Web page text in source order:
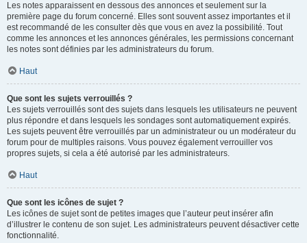
Les notes apparaissent en dessous des annonces et seulement sur la
première page du forum concerné. Elles sont souvent assez importantes et il
est recommandé de les consulter dès que vous en avez la possibilité. Tout
comme les annonces et les annonces générales, les permissions concernant
les notes sont définies par les administrateurs du forum.
Haut
Que sont les sujets verrouillés ?
Les sujets verrouillés sont des sujets dans lesquels les utilisateurs ne peuvent
plus répondre et dans lesquels les sondages sont automatiquement expirés.
Les sujets peuvent être verrouillés par un administrateur ou un modérateur du
forum pour de multiples raisons. Vous pouvez également verrouiller vos
propres sujets, si cela a été autorisé par les administrateurs.
Haut
Que sont les icônes de sujet ?
Les icônes de sujet sont de petites images que l’auteur peut insérer afin
d’illustrer le contenu de son sujet. Les administrateurs peuvent désactiver cette
fonctionnalité.